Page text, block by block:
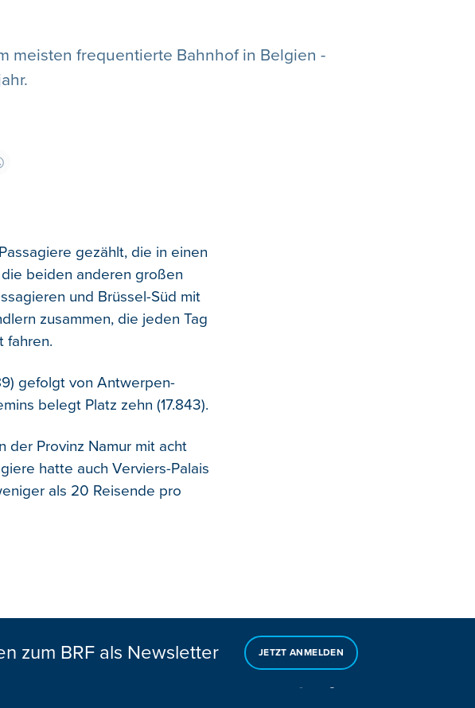
meisten frequentierte Bahnhof in Belgien -
gezählt, die in einen
beiden anderen großen
und Brüssel-Süd mit
zusammen, die jeden Tag
fahren.
gefolgt von Antwerpen-
belegt Platz zehn (17.843).
der Provinz Namur mit acht
hatte auch Verviers-Palais
als 20 Reisende pro
zum BRF als Newsletter JETZT ANMELDEN